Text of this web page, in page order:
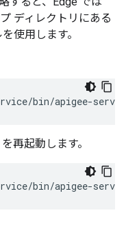
ディレクトリにある
使用します。
bin/apigee-
再起動します。
bin/apigee-